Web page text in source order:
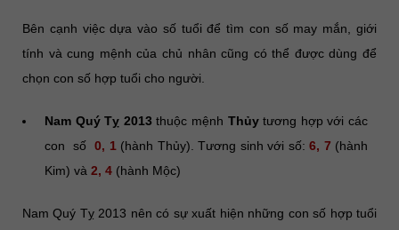
Bên cạnh việc dựa vào số tuổi để tìm con số may mắn, giới
tính và cung mệnh của chủ nhân cũng có thể được dùng để
chọn con số hợp tuổi cho người.
Nam Quý Tỵ 2013 thuộc mệnh Thủytương hợp với các
con số 0, 1 (hành Thủy). Tương sinh với số: 6, 7 (hành
Kim) và 2, 4 (hành Mộc)
Nam Quý Tỵ 2013 nên có sự xuất hiện những con số hợp tuổi